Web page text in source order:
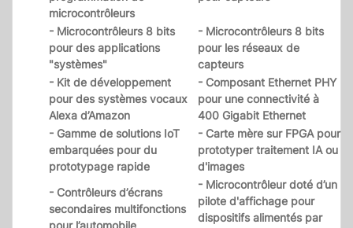
microcontrôleurs
- Microcontrôleurs 8 bits
pour des applications
"systèmes"
- Microcontrôleurs 8 bits
pour les réseaux de
capteurs
- Kit de développement
pour des systèmes vocaux
Alexa d’Amazon
- Composant Ethernet PHY
pour une connectivité à
400 Gigabit Ethernet
- Gamme de solutions IoT
embarquées pour du
prototypage rapide
- Carte mère sur FPGA pour
prototyper traitement IA ou
d'images
- Contrôleurs d’écrans
secondaires multifonctions
pour l’automobile
- Microcontrôleur doté d’un
pilote d'affichage pour
dispositifs alimentés par